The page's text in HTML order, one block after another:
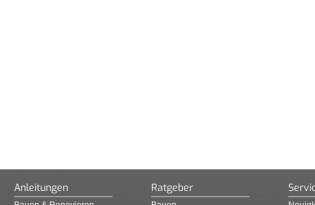
Anleitungen Ratgeber